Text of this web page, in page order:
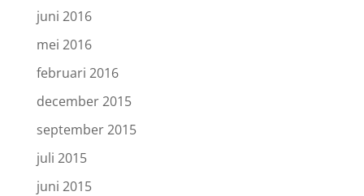
juni 2016
mei 2016
februari 2016
december 2015
september 2015
juli 2015
juni 2015